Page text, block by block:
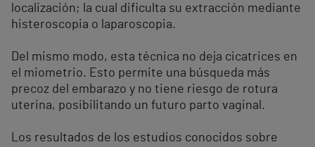
localización; la cual dificulta su extracción mediante
histeroscopia o laparoscopia.
Del mismo modo, esta técnica no deja cicatrices en
el miometrio. Esto permite una búsqueda más
precoz del embarazo y no tiene riesgo de rotura
uterina, posibilitando un futuro parto vaginal.
Los resultados de los estudios conocidos sobre